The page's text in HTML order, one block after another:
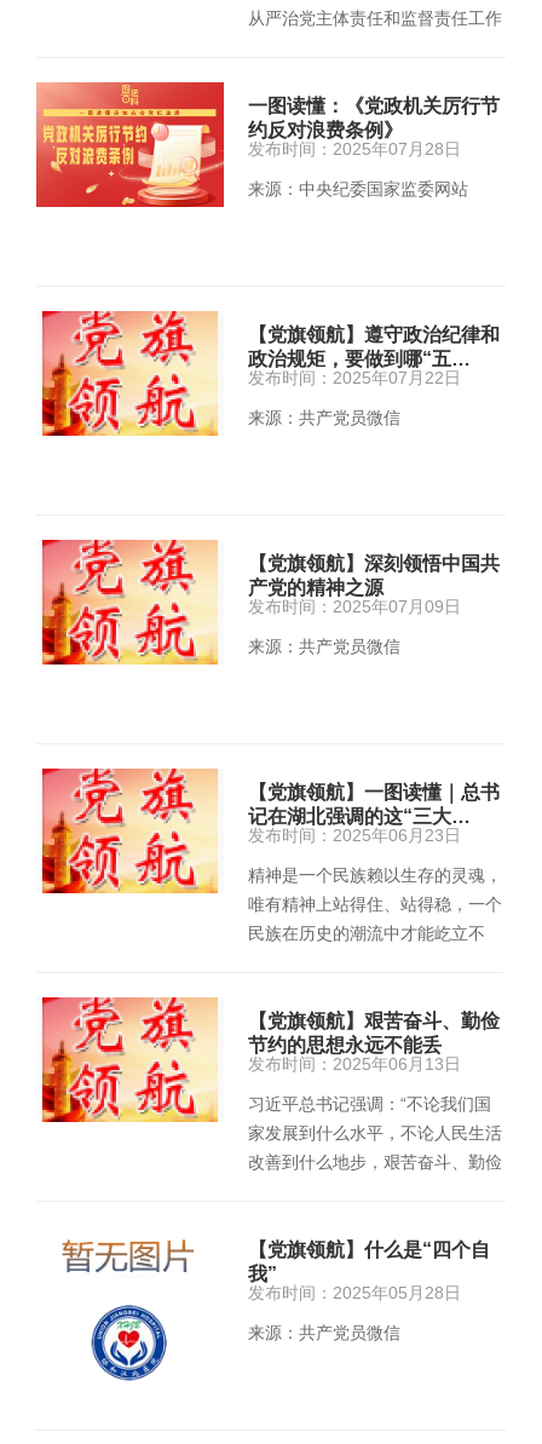
从严治党主体责任和监督责任工作
一图读懂：《党政机关厉行节
约反对浪费条例》
发布时间：2025年07月28日
来源：中央纪委国家监委网站
【党旗领航】遵守政治纪律和
政治规矩，要做到哪“五…
发布时间：2025年07月22日
来源：共产党员微信
【党旗领航】深刻领悟中国共
产党的精神之源
发布时间：2025年07月09日
来源：共产党员微信
【党旗领航】一图读懂｜总书
记在湖北强调的这“三大…
发布时间：2025年06月23日
精神是一个民族赖以生存的灵魂，
唯有精神上站得住、站得稳，一个
民族在历史的潮流中才能屹立不
【党旗领航】艰苦奋斗、勤俭
节约的思想永远不能丢
发布时间：2025年06月13日
习近平总书记强调：“不论我们国
家发展到什么水平，不论人民生活
改善到什么地步，艰苦奋斗、勤俭
【党旗领航】什么是“四个自
我”
发布时间：2025年05月28日
来源：共产党员微信